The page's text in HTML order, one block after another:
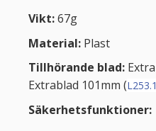
Vikt:67g
Material: Plast
Tillhörande blad:
Extrablad 101mm (
Säkerhetsfunktioner: